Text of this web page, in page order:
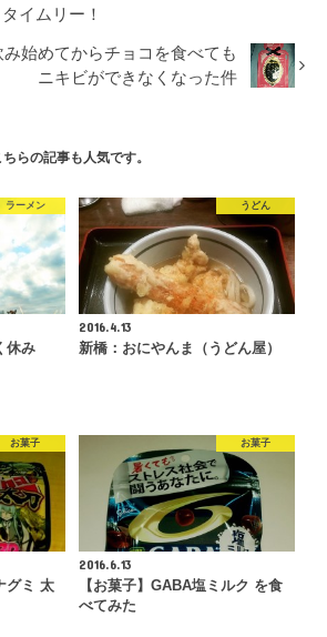
イムリー！
始めてからチョコを食べても
ニキビができなくなった件
ちらの記事も人気です。
ラーメン
休み
うどん
2016.4.13
新橋：おにやんま（うどん屋）
お菓子
グミ 太
お菓子
2016.6.13
【お菓子】GABA塩ミルク を食
べてみた